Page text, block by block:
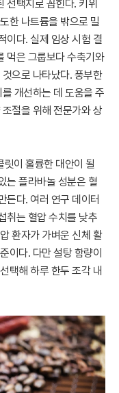
선택지로 꼽힌다. 키위
한 나트륨을 밖으로 밀
이다. 실제 임상 시험 결
먹은 그룹보다 수축기와
으로 나타났다. 풍부한
개선하는 데 도움을 주
절을 위해 전문가와 상
이 훌륭한 대안이 될
는 플라바놀 성분은 혈
든다. 여러 연구 데이터
취는 혈압 수치를 낮추
환자가 가벼운 신체 활
이다. 다만 설탕 함량이
택해 하루 한두 조각 내